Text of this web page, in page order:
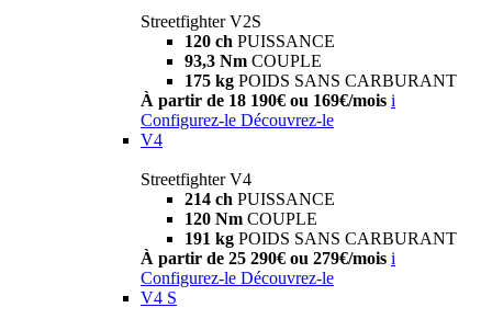
Streetfighter V2S
120 ch PUISSANCE
93,3 Nm COUPLE
175 kg POIDS SANS CARBURANT
À partir de 18 190€ ou 169€/mois i
Configurez-le Découvrez-le
V4
Streetfighter V4
214 ch PUISSANCE
120 Nm COUPLE
191 kg POIDS SANS CARBURANT
À partir de 25 290€ ou 279€/mois i
Configurez-le Découvrez-le
V4 S